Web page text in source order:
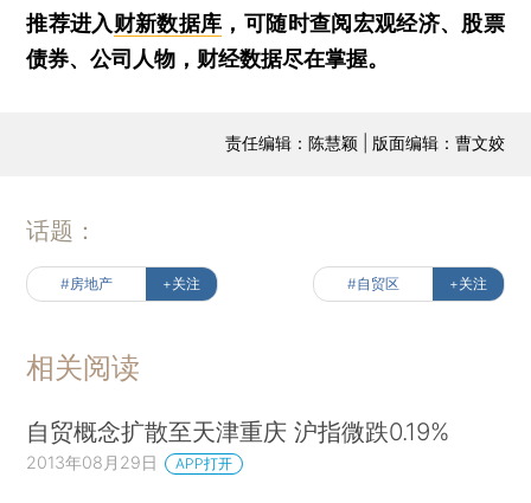
推荐进入财新数据库 ，可随时查阅宏观经济、股票
债券、公司人物，财经数据尽在掌握。
责任编辑：陈慧颖 | 版面编辑：曹文姣
话题：
#房地产 +关注 #自贸区 +关注
相关阅读
自贸概念扩散至天津重庆 沪指微跌0.19%
2013年08月29日 APP打开